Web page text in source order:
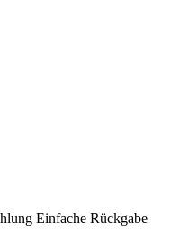
Einfache Rückgabe